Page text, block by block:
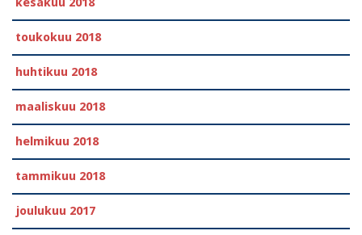
toukokuu 2018
huhtikuu 2018
maaliskuu 2018
helmikuu 2018
tammikuu 2018
joulukuu 2017